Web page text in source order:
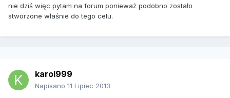
nie dziś więc pytam na forum ponieważ podobno zostało
stworzone właśnie do tego celu.
karol999
Napisano 11 Lipiec 2013